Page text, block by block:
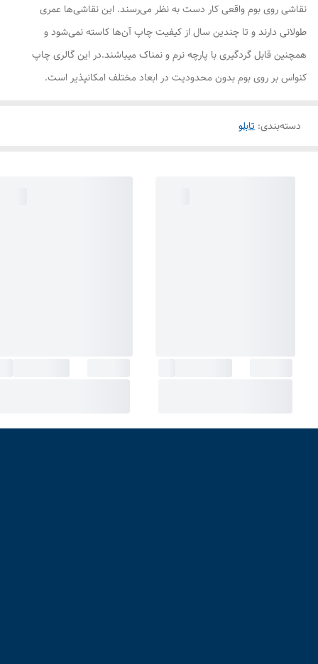
نقاشی روی بوم واقعی کار دست به نظر می‌رسند. این نقاشی‌ها عمری
طولانی دارند و تا چندین سال از کیفیت چاپ آن‌ها کاسته نمی‌شود و
همچنین قابل گردگیری با پارچه نرم و نمناک میباشند.در این گالری چاپ
کنواس بر روی بوم بدون محدودیت در ابعاد مختلف امکانپذیر است.
دسته‌بندی: تابلو